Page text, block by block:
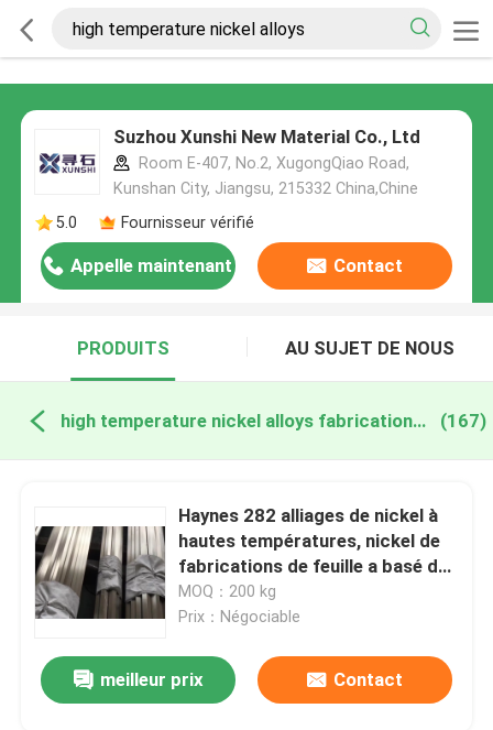
Suzhou Xunshi New Material Co., Ltd
Room E-407, No.2, XugongQiao Road,
Kunshan City, Jiangsu, 215332 China,Chine
5.0
Fournisseur vérifié
Appelle maintenant Contact
PRODUITS AU SUJET DE NOUS
high temperature nickel alloys fabrication en ligne (167)
Haynes 282 alliages de nickel à
hautes températures, nickel de
fabrications de feuille a basé des
alliages
MOQ：200 kg
Prix：Négociable
meilleur prix Contact